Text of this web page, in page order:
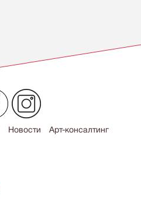
Новости Арт-консалтинг